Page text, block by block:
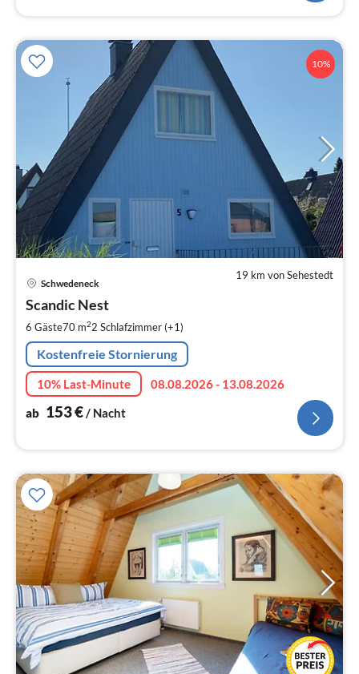
10%
19 km von Sehestedt
Schwedeneck
Scandic Nest
6 Gäste70 m22 Schlafzimmer (+1)
Kostenfreie Stornierung
10% Last-Minute
08.08.2026 - 13.08.2026
ab 153€/ Nacht